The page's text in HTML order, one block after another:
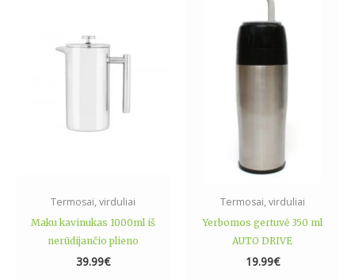
Termosai, virduliai
Maku kavinukas 1000ml iš
nerūdijančio plieno
39.99€
Termosai, virduliai
Yerbomos gertuvė 350 ml
AUTO DRIVE
19.99€